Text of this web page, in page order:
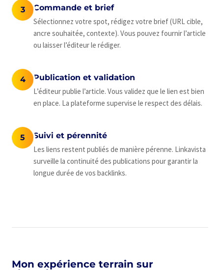
3
Commande et brief
Sélectionnez votre spot, rédigez votre brief (URL cible,
ancre souhaitée, contexte). Vous pouvez fournir l’article
ou laisser l’éditeur le rédiger.
4
Publication et validation
L’éditeur publie l’article. Vous validez que le lien est bien
en place. La plateforme supervise le respect des délais.
5
Suivi et pérennité
Les liens restent publiés de manière pérenne. Linkavista
surveille la continuité des publications pour garantir la
longue durée de vos backlinks.
Mon expérience terrain sur